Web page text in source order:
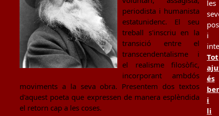
periodista i humanista
estatunidenc. El seu
treball s'inscriu en la
transició entre el
transcendentalisme i
el realisme filosòfic,
incorporant ambdós
moviments a la seva obra. Presentem dos textos
d'aquest poeta que expressen de manera esplèndida
el retorn cap a les coses.
les
i
Tot
és
i
li